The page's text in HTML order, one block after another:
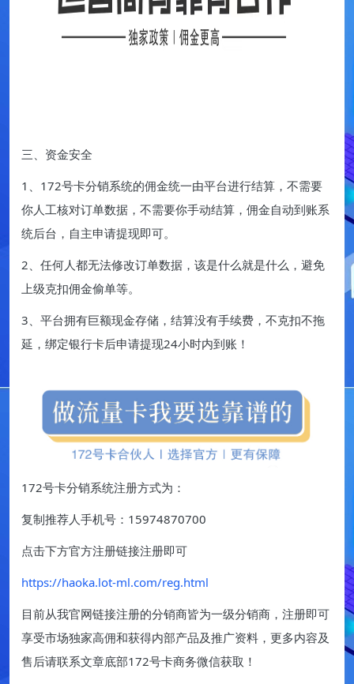
三、资金安全
1、172号卡分销系统的佣金统一由平台进行结算，不需要
你人工核对订单数据，不需要你手动结算，佣金自动到账系
统后台，自主申请提现即可。
2、任何人都无法修改订单数据，该是什么就是什么，避免
上级克扣佣金偷单等。
3、平台拥有巨额现金存储，结算没有手续费，不克扣不拖
延，绑定银行卡后申请提现24小时内到账！
172号卡分销系统注册方式为：
复制推荐人手机号：15974870700
点击下方官方注册链接注册即可
https://haoka.lot-ml.com/reg.html
目前从我官网链接注册的分销商皆为一级分销商，注册即可
享受市场独家高佣和获得内部产品及推广资料，更多内容及
售后请联系文章底部172号卡商务微信获取！